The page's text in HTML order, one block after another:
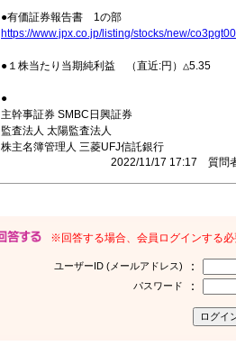
●有価証券報告書 1の部
https://www.jpx.co.jp/listing/stocks/new/
●１株当たり当期純利益 （直近:円）△5.35
●
主幹事証券 SMBC日興証券
監査法人 太陽監査法人
株主名簿管理人 三菱UFJ信託銀行
2022/11/17 17:17 質問
※回答する場合、会員ログインする必
ユーザーID (メールアドレス) ：
パスワード ：